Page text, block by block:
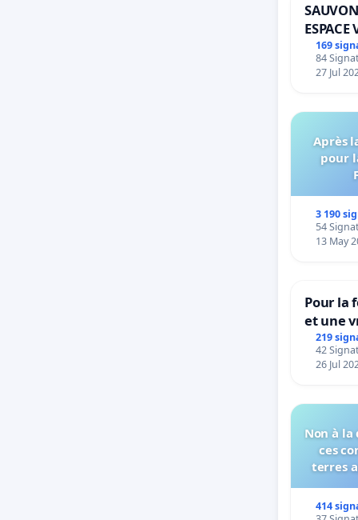
ESPACE
169
84
27 Jul
Après
pour
3 190
54
13 May
Pour la
et une
la
219
42
26 Jul
Non à la
ces
terres
414